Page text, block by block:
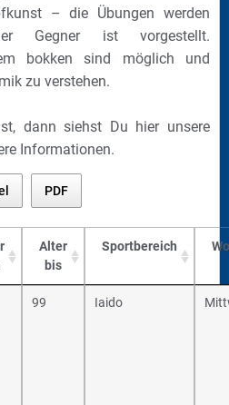
– die Übungen werden
Gegner ist vorgestellt.
bokken sind möglich und
zu verstehen.
dann siehst Du hier unsere
Informationen.
PDF
Alter
bis
Sportbereich
99 Iaido